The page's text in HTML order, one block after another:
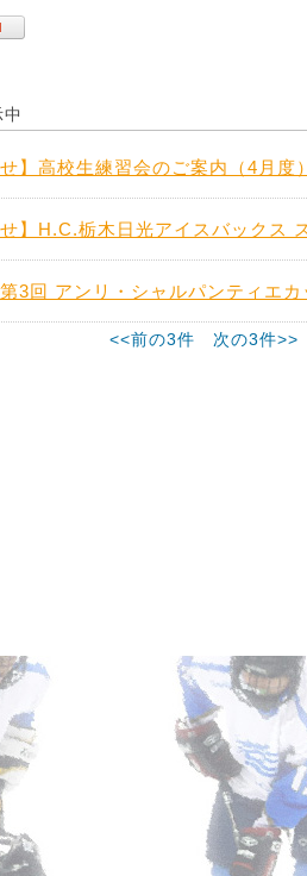
せ】高校生練習会のご案内（4月度）
せ】H.C.栃木日光アイスバックス
第3回 アンリ・シャルパンティエ
<<前の3件
次の3件>>